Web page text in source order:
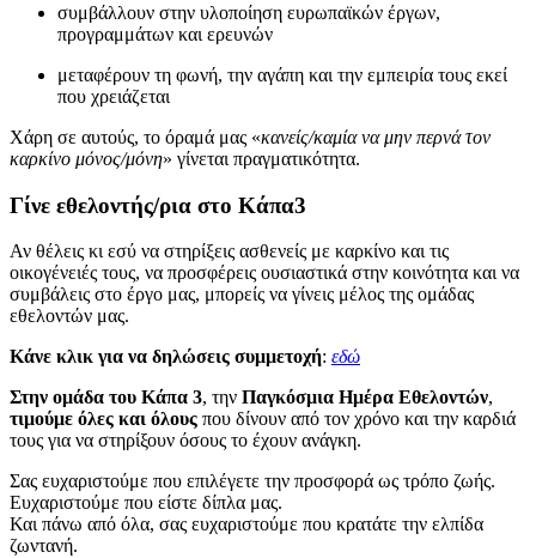
συμβάλλουν στην υλοποίηση ευρωπαϊκών έργων,
προγραμμάτων και ερευνών
μεταφέρουν τη φωνή, την αγάπη και την εμπειρία τους εκεί
που χρειάζεται
Χάρη σε αυτούς, το όραμά μας «κανείς/καμία να μην περνά τον
καρκίνο μόνος/μόνη» γίνεται πραγματικότητα.
Γίνε εθελοντής/ρια στο Κάπα3
Αν θέλεις κι εσύ να στηρίξεις ασθενείς με καρκίνο και τις
οικογένειές τους, να προσφέρεις ουσιαστικά στην κοινότητα και να
συμβάλεις στο έργο μας, μπορείς να γίνεις μέλος της ομάδας
εθελοντών μας.
Κάνε κλικ για να δηλώσεις συμμετοχή: εδώ
Στην ομάδα του Κάπα 3, την Παγκόσμια Ημέρα Εθελοντών,
τιμούμε όλες και όλους που δίνουν από τον χρόνο και την καρδιά
τους για να στηρίξουν όσους το έχουν ανάγκη.
Σας ευχαριστούμε που επιλέγετε την προσφορά ως τρόπο ζωής.
Ευχαριστούμε που είστε δίπλα μας.
Και πάνω από όλα, σας ευχαριστούμε που κρατάτε την ελπίδα
ζωντανή.